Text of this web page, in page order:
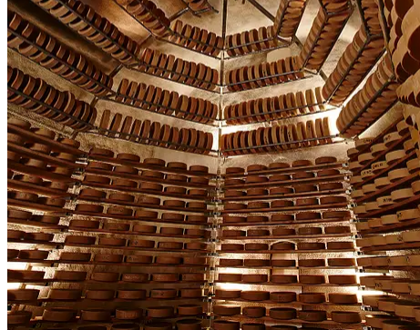
Corporate
Sports
Uniques
Projects